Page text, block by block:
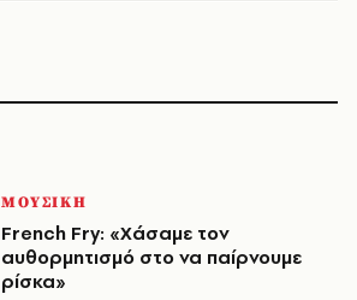
ΜΟΥΣΙΚΗ
French Fry: «Χάσαμε τον
αυθορμητισμό στο να παίρνουμε
ρίσκα»